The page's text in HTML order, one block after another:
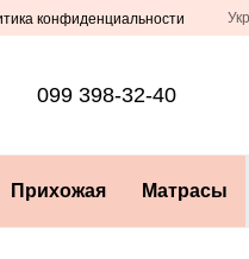
конфиденциальности Укр
099 398-32-40
Прихожая Матрасы